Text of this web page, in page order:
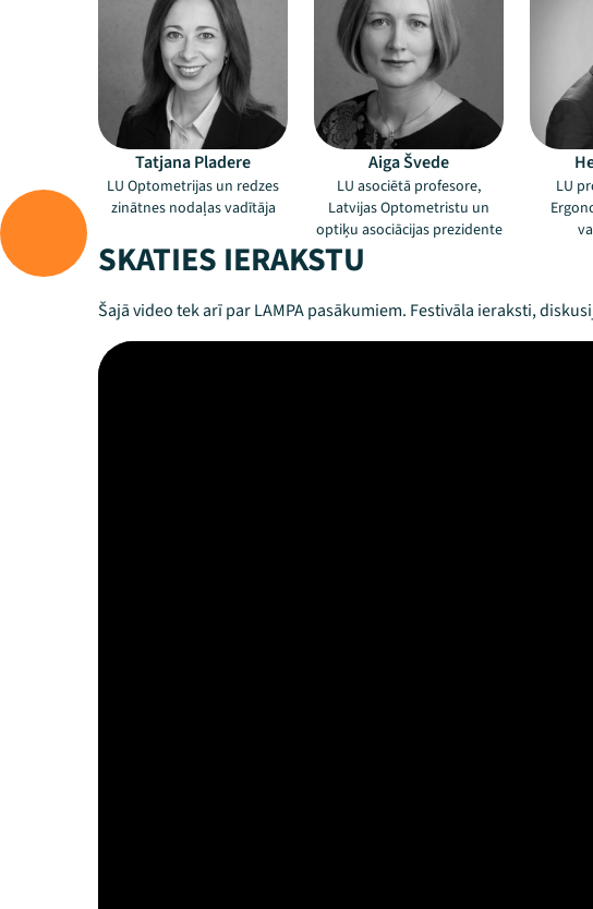
Tatjana Pladere
LU Optometrijas un redzes
zinātnes nodaļas vadītāja
Aiga Švede
LU asociētā profesore,
Latvijas Optometristu un
optiķu asociācijas prezidente
LU
SKATIES IERAKSTU
Šajā video tek arī par LAMPA pasākumiem. Festivāla ieraksti,